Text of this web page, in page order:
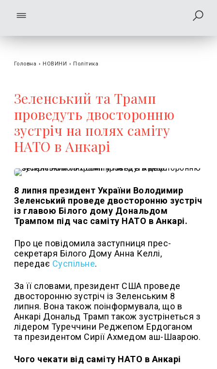
Головна › НОВИНИ › Політика
Зеленський та Трамп
проведуть двосторонню
зустріч на полях саміту
НАТО в Анкарі
8 липня президент України Володимир
Зеленський проведе двосторонню зустріч
із главою Білого дому Дональдом
Трампом під час саміту НАТО в Анкарі.
Про це повідомила заступниця прес-
секретаря Білого Дому Анна Келлі,
передає Суспільне.
За її словами, президент США проведе
двосторонню зустріч із Зеленським 8
липня. Вона також поінформувала, що в
Анкарі Дональд Трамп також зустрінеться з
лідером Туреччини Реджепом Ердоганом
та президентом Сирії Ахмедом аш-Шаарою.
Чого чекати від саміту НАТО в Анкарі